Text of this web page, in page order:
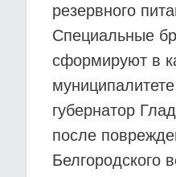
резервного
Специальные
сформируют в
губернатор
после
Белгородского